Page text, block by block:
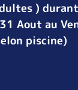
)
Aout au
piscine)